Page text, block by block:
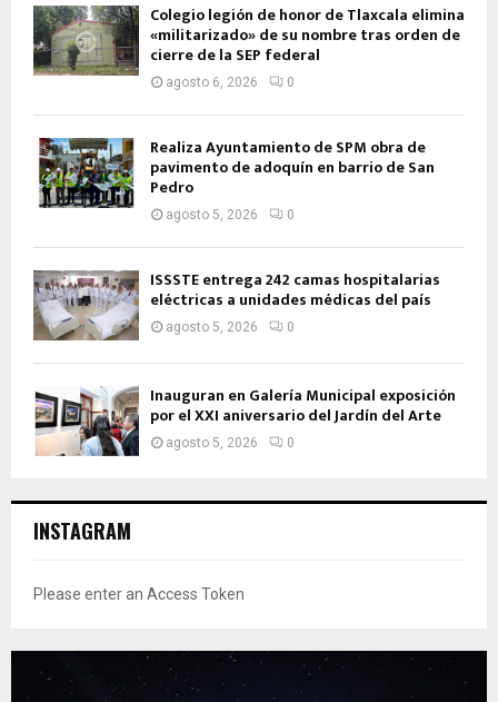
Colegio legión de honor de Tlaxcala elimina
«militarizado» de su nombre tras orden de
cierre de la SEP federal
agosto 6, 2026 0
Realiza Ayuntamiento de SPM obra de
pavimento de adoquín en barrio de San
Pedro
agosto 5, 2026 0
ISSSTE entrega 242 camas hospitalarias
eléctricas a unidades médicas del país
agosto 5, 2026 0
Inauguran en Galería Municipal exposición
por el XXI aniversario del Jardín del Arte
agosto 5, 2026 0
INSTAGRAM
Please enter an Access Token